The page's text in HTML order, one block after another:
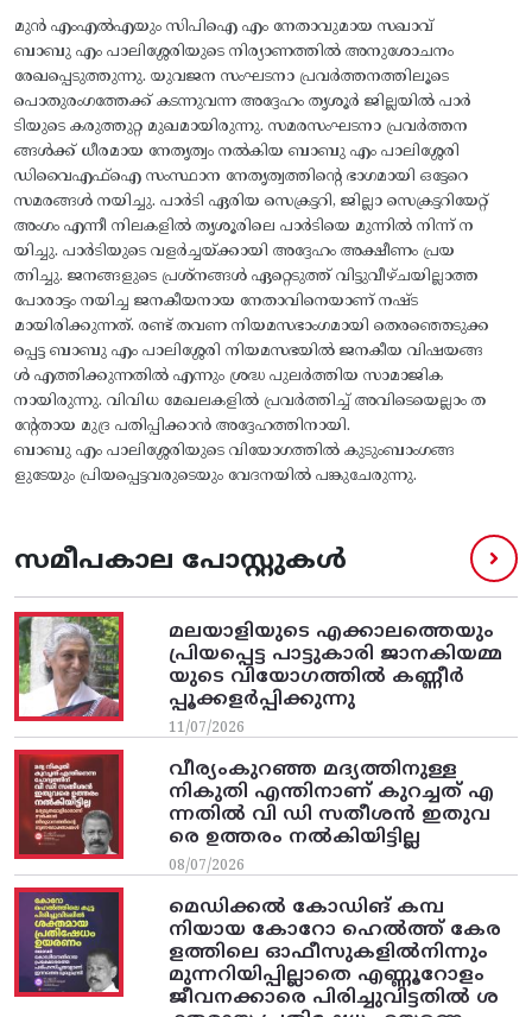
മുൻ എംഎൽഎയും സിപിഐ എം നേതാവുമായ സഖാവ്
ബാബു എം പാലിശ്ശേരിയുടെ നിര്യാണത്തിൽ അനുശോചനം
രേഖപ്പെടുത്തുന്നു. യുവജന സംഘടനാ പ്രവർത്തനത്തിലൂടെ
പൊതുരംഗത്തേക്ക് കടന്നുവന്ന അദ്ദേഹം തൃശൂർ ജില്ലയിൽ പാർ
ടിയുടെ കരുത്തുറ്റ മുഖമായിരുന്നു. സമരസംഘടനാ പ്രവർത്തന
ങ്ങൾക്ക് ധീരമായ നേതൃത്വം നൽകിയ ബാബു എം പാലിശ്ശേരി
ഡിവൈഎഫ്ഐ സംസ്ഥാന നേതൃത്വത്തിന്റെ ഭാഗമായി ഒട്ടേറെ
സമരങ്ങൾ നയിച്ചു. പാർടി ഏരിയ സെക്രട്ടറി, ജില്ലാ സെക്രട്ടറിയേറ്റ്
അംഗം എന്നീ നിലകളിൽ തൃശൂരിലെ പാർടിയെ മുന്നിൽ നിന്ന് ന
യിച്ചു. പാർടിയുടെ വളർച്ചയ്ക്കായി അദ്ദേഹം അക്ഷീണം പ്രയ
ത്നിച്ചു. ജനങ്ങളുടെ പ്രശ്നങ്ങൾ ഏറ്റെടുത്ത് വിട്ടുവീഴ്ചയില്ലാത്ത
പോരാട്ടം നയിച്ച ജനകീയനായ നേതാവിനെയാണ് നഷ്ട
മായിരിക്കുന്നത്. രണ്ട് തവണ നിയമസഭാംഗമായി തെരഞ്ഞെടുക്ക
പ്പെട്ട ബാബു എം പാലിശ്ശേരി നിയമസഭയിൽ ജനകീയ വിഷയങ്ങ
ൾ എത്തിക്കുന്നതിൽ എന്നും ശ്രദ്ധ പുലർത്തിയ സാമാജിക
നായിരുന്നു. വിവിധ മേഖലകളിൽ പ്രവർത്തിച്ച് അവിടെയെല്ലാം ത
ന്റേതായ മുദ്ര പതിപ്പിക്കാൻ അദ്ദേഹത്തിനായി.
ബാബു എം പാലിശ്ശേരിയുടെ വിയോഗത്തിൽ കുടുംബാംഗങ്ങ
ളുടേയും പ്രിയപ്പെട്ടവരുടെയും വേദനയിൽ പങ്കുചേരുന്നു.
സമീപകാല പോസ്റ്റുകൾ
മലയാളിയുടെ എക്കാലത്തെയും
പ്രിയപ്പെട്ട പാട്ടുകാരി ജാനകിയമ്മ
യുടെ വിയോഗത്തിൽ കണ്ണീർ
പ്പൂക്കളർപ്പിക്കുന്നു
11/07/2026
വീര്യംകുറഞ്ഞ മദ്യത്തിനുള്ള
നികുതി എന്തിനാണ് കുറച്ചത് എ
ന്നതിൽ വി ഡി സതീശൻ ഇതുവ
രെ ഉത്തരം നൽകിയിട്ടില്ല
08/07/2026
മെഡിക്കൽ കോഡിങ് കമ്പ
നിയായ കോറോ ഹെൽത്ത് കേര
ളത്തിലെ ഓഫീസുകളിൽനിന്നും
മുന്നറിയിപ്പില്ലാതെ എണ്ണൂറോളം
ജീവനക്കാരെ പിരിച്ചുവിട്ടതിൽ‌ ശ